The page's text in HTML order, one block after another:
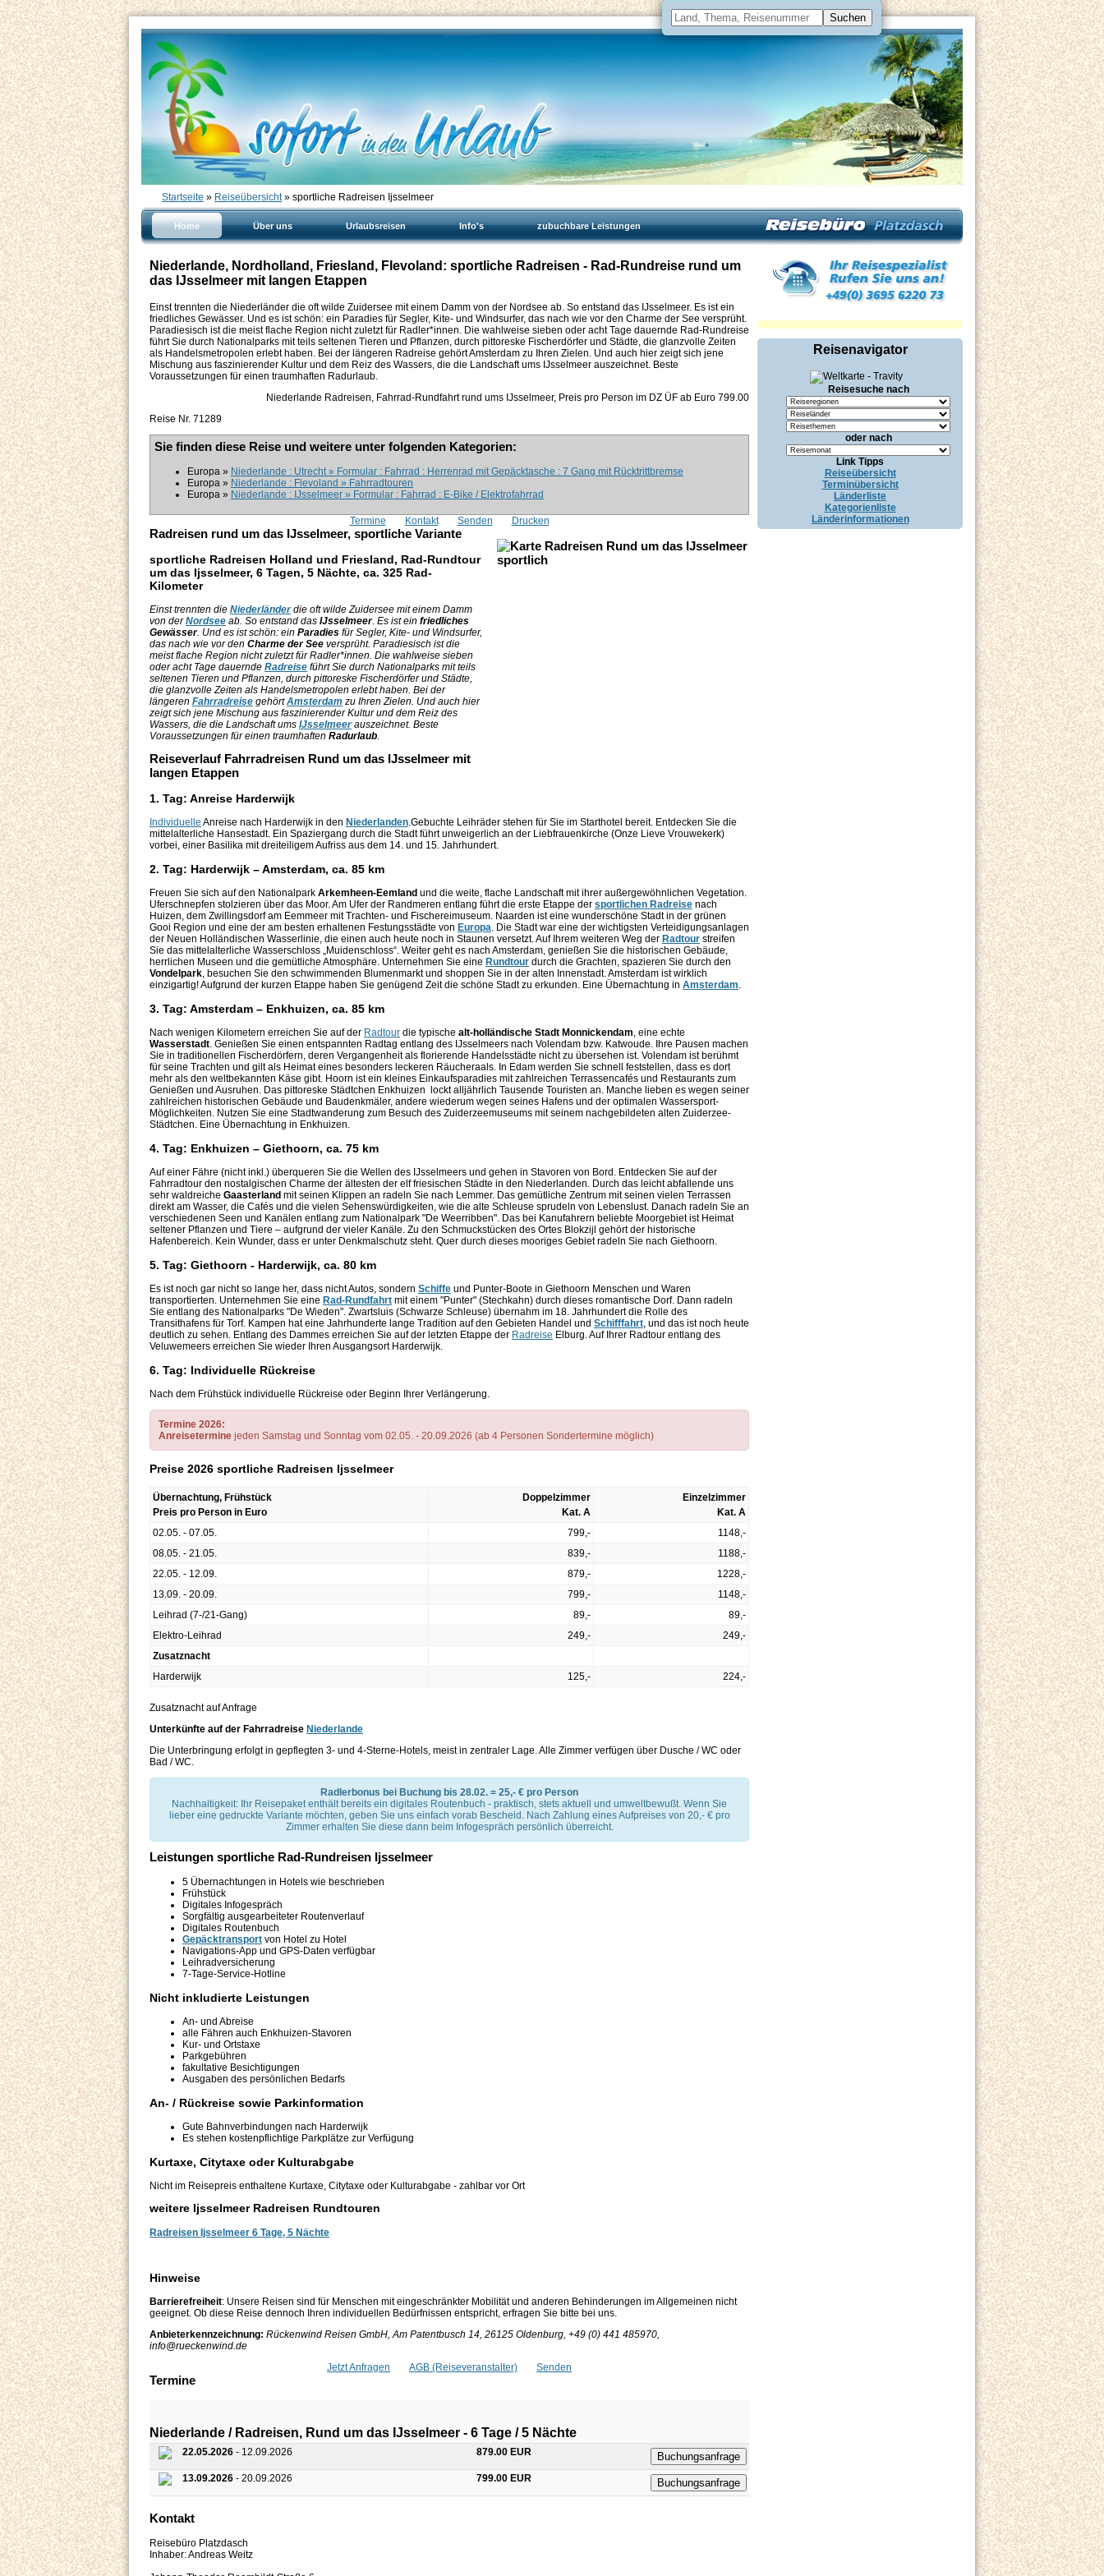
Startseite » Reiseübersicht» sportliche Radreisen Ijsselmeer
Home Über uns Urlaubsreisen Info's zubuchbare Leistungen
Niederlande, Nordholland, Friesland, Flevoland: sportliche Radreisen - Rad-Rundreise rund um
das IJsselmeer mit langen Etappen
Einst trennten die Niederländer die oft wilde Zuidersee mit einem Damm von der Nordsee ab. So entstand das IJsselmeer. Es ist ein
friedliches Gewässer. Und es ist schön: ein Paradies für Segler, Kite- und Windsurfer, das nach wie vor den Charme der See versprüht.
Paradiesisch ist die meist flache Region nicht zuletzt für Radler*innen. Die wahlweise sieben oder acht Tage dauernde Rad-Rundreise
führt Sie durch Nationalparks mit teils seltenen Tieren und Pflanzen, durch pittoreske Fischerdörfer und Städte, die glanzvolle Zeiten
als Handelsmetropolen erlebt haben. Bei der längeren Radreise gehört Amsterdam zu Ihren Zielen. Und auch hier zeigt sich jene
Mischung aus faszinierender Kultur und dem Reiz des Wassers, die die Landschaft ums IJsselmeer auszeichnet. Beste
Voraussetzungen für einen traumhaften Radurlaub.
Niederlande Radreisen, Fahrrad-Rundfahrt rund ums IJsselmeer, Preis pro Person im DZ ÜF ab Euro 799.00
Reise Nr. 71289
Sie finden diese Reise und weitere unter folgenden Kategorien:
Europa » Niederlande : Utrecht » Formular : Fahrrad : Herrenrad mit Gepäcktasche : 7 Gang mit Rücktrittbremse
Europa » Niederlande : Flevoland » Fahrradtouren
Europa » Niederlande : IJsselmeer » Formular : Fahrrad : E-Bike / Elektrofahrrad
Termine Kontakt Senden Drucken
Radreisen rund um das IJsselmeer, sportliche Variante
sportliche Radreisen Holland und Friesland, Rad-Rundtour
um das Ijsselmeer, 6 Tagen, 5 Nächte, ca. 325 Rad-
Kilometer
Einst trennten die Niederländerdie oft wilde Zuidersee mit einem Damm
von derNordsee ab. So entstand das IJsselmeer. Es ist ein friedliches
Gewässer. Und es ist schön: ein Paradies für Segler, Kite- und Windsurfer,
das nach wie vor den Charme der See versprüht. Paradiesisch ist die
meist flache Region nicht zuletzt für Radler*innen. Die wahlweise sieben
oder acht Tage dauernde Radreise führt Sie durch Nationalparks mit teils
seltenen Tieren und Pflanzen, durch pittoreske Fischerdörfer und Städte,
die glanzvolle Zeiten als Handelsmetropolen erlebt haben. Bei der
längeren Fahrradreise gehörtAmsterdam zu Ihren Zielen. Und auch hier
zeigt sich jene Mischung aus faszinierender Kultur und dem Reiz des
Wassers, die die Landschaft ums IJsselmeerauszeichnet. Beste
Voraussetzungen für einen traumhaften Radurlaub.
Reiseverlauf Fahrradreisen Rund um das IJsselmeer mit
langen Etappen
1. Tag: Anreise Harderwijk
Individuelle Anreise nach Harderwijk in den Niederlanden.Gebuchte Leihräder stehen für Sie im Starthotel bereit. Entdecken Sie die
mittelalterliche Hansestadt. Ein Spaziergang durch die Stadt führt unweigerlich an der Liebfrauenkirche (Onze Lieve Vrouwekerk)
vorbei, einer Basilika mit dreiteiligem Aufriss aus dem 14. und 15. Jahrhundert.
2. Tag: Harderwijk – Amsterdam, ca. 85 km
Freuen Sie sich auf den Nationalpark Arkemheen-Eemland und die weite, flache Landschaft mit ihrer außergewöhnlichen Vegetation.
Uferschnepfen stolzieren über das Moor. Am Ufer der Randmeren entlang führt die erste Etappe der sportlichen Radreise nach
Huizen, dem Zwillingsdorf am Eemmeer mit Trachten- und Fischereimuseum. Naarden ist eine wunderschöne Stadt in der grünen
Gooi Region und eine der am besten erhaltenen Festungsstädte von Europa. Die Stadt war eine der wichtigsten Verteidigungsanlagen
der Neuen Holländischen Wasserlinie, die einen auch heute noch in Staunen versetzt. Auf Ihrem weiteren Weg der Radtour streifen
Sie das mittelalterliche Wasserschloss „Muidenschloss“. Weiter geht es nach Amsterdam, genießen Sie die historischen Gebäude,
herrlichen Museen und die gemütliche Atmosphäre. Unternehmen Sie eine Rundtour durch die Grachten, spazieren Sie durch den
Vondelpark, besuchen Sie den schwimmenden Blumenmarkt und shoppen Sie in der alten Innenstadt. Amsterdam ist wirklich
einzigartig! Aufgrund der kurzen Etappe haben Sie genügend Zeit die schöne Stadt zu erkunden. Eine Übernachtung in Amsterdam.
3. Tag: Amsterdam – Enkhuizen, ca. 85 km
Nach wenigen Kilometern erreichen Sie auf der Radtour die typische alt-holländische Stadt Monnickendam, eine echte
Wasserstadt. Genießen Sie einen entspannten Radtag entlang des IJsselmeers nach Volendam bzw. Katwoude. Ihre Pausen machen
Sie in traditionellen Fischerdörfern, deren Vergangenheit als florierende Handelsstädte nicht zu übersehen ist. Volendam ist berühmt
für seine Trachten und gilt als Heimat eines besonders leckeren Räucheraals. In Edam werden Sie schnell feststellen, dass es dort
mehr als den weltbekannten Käse gibt. Hoorn ist ein kleines Einkaufsparadies mit zahlreichen Terrassencafés und Restaurants zum
Genießen und Ausruhen. Das pittoreske Städtchen Enkhuizen lockt alljährlich Tausende Touristen an. Manche lieben es wegen seiner
zahlreichen historischen Gebäude und Baudenkmäler, andere wiederum wegen seines Hafens und der optimalen Wassersport-
Möglichkeiten. Nutzen Sie eine Stadtwanderung zum Besuch des Zuiderzeemuseums mit seinem nachgebildeten alten Zuiderzee-
Städtchen. Eine Übernachtung in Enkhuizen.
4. Tag: Enkhuizen – Giethoorn, ca. 75 km
Auf einer Fähre (nicht inkl.) überqueren Sie die Wellen des IJsselmeers und gehen in Stavoren von Bord. Entdecken Sie auf der
Fahrradtour den nostalgischen Charme der ältesten der elf friesischen Städte in den Niederlanden. Durch das leicht abfallende uns
sehr waldreiche Gaasterland mit seinen Klippen an radeln Sie nach Lemmer. Das gemütliche Zentrum mit seinen vielen Terrassen
direkt am Wasser, die Cafés und die vielen Sehenswürdigkeiten, wie die alte Schleuse sprudeln von Lebenslust. Danach radeln Sie an
verschiedenen Seen und Kanälen entlang zum Nationalpark "De Weerribben". Das bei Kanufahrern beliebte Moorgebiet ist Heimat
seltener Pflanzen und Tiere – aufgrund der vieler Kanäle. Zu den Schmuckstücken des Ortes Blokzijl gehört der historische
Hafenbereich. Kein Wunder, dass er unter Denkmalschutz steht. Quer durch dieses mooriges Gebiet radeln Sie nach Giethoorn.
5. Tag: Giethoorn - Harderwijk, ca. 80 km
Es ist noch gar nicht so lange her, dass nicht Autos, sondern Schiffe und Punter-Boote in Giethoorn Menschen und Waren
transportierten. Unternehmen Sie eine Rad-Rundfahrt mit einem "Punter" (Stechkahn) durch dieses romantische Dorf. Dann radeln
Sie entlang des Nationalparks "De Wieden". Zwartsluis (Schwarze Schleuse) übernahm im 18. Jahrhundert die Rolle des
Transithafens für Torf. Kampen hat eine Jahrhunderte lange Tradition auf den Gebieten Handel und Schifffahrt, und das ist noch heute
deutlich zu sehen. Entlang des Dammes erreichen Sie auf der letzten Etappe der Radreise Elburg. Auf Ihrer Radtour entlang des
Veluwemeers erreichen Sie wieder Ihren Ausgangsort Harderwijk.
6. Tag: Individuelle Rückreise
Nach dem Frühstück individuelle Rückreise oder Beginn Ihrer Verlängerung.
Termine 2026:
Anreisetermine jeden Samstag und Sonntag vom 02.05. - 20.09.2026 (ab 4 Personen Sondertermine möglich)
Preise 2026 sportliche Radreisen Ijsselmeer
Übernachtung, Frühstück
Preis pro Person in Euro
Doppelzimmer
Kat. A
Einzelzimmer
Kat. A
02.05. - 07.05.
799,-
1148,-
08.05. - 21.05.
839,-
1188,-
22.05. - 12.09.
879,-
1228,-
13.09. - 20.09.
799,-
1148,-
Leihrad (7-/21-Gang)
89,-
89,-
Elektro-Leihrad
249,-
249,-
Zusatznacht
Harderwijk
125,- 224,-
Zusatznacht auf Anfrage
Unterkünfte auf der Fahrradreise Niederlande
Die Unterbringung erfolgt in gepflegten 3- und 4-Sterne-Hotels, meist in zentraler Lage. Alle Zimmer verfügen über Dusche / WC oder
Bad / WC.
Radlerbonus bei Buchung bis 28.02. = 25,- € pro Person
Nachhaltigkeit: Ihr Reisepaket enthält bereits ein digitales Routenbuch - praktisch, stets aktuell und umweltbewußt. Wenn Sie
lieber eine gedruckte Variante möchten, geben Sie uns einfach vorab Bescheid. Nach Zahlung eines Aufpreises von 20,- € pro
Zimmer erhalten Sie diese dann beim Infogespräch persönlich überreicht.
Leistungen sportliche Rad-Rundreisen Ijsselmeer
5 Übernachtungen in Hotels wie beschrieben
Frühstück
Digitales Infogespräch
Sorgfältig ausgearbeiteter Routenverlauf
Digitales Routenbuch
Gepäcktransport von Hotel zu Hotel
Navigations-App und GPS-Daten verfügbar
Leihradversicherung
7-Tage-Service-Hotline
Nicht inkludierte Leistungen
An- und Abreise
alle Fähren auch Enkhuizen-Stavoren
Kur- und Ortstaxe
Parkgebühren
fakultative Besichtigungen
Ausgaben des persönlichen Bedarfs
An- / Rückreise sowie Parkinformation
Gute Bahnverbindungen nach Harderwijk
Es stehen kostenpflichtige Parkplätze zur Verfügung
Kurtaxe, Citytaxe oder Kulturabgabe
Nicht im Reisepreis enthaltene Kurtaxe, Citytaxe oder Kulturabgabe - zahlbar vor Ort
weitere Ijsselmeer Radreisen Rundtouren
Radreisen Ijsselmeer 6 Tage, 5 Nächte
Hinweise
Barrierefreiheit: Unsere Reisen sind für Menschen mit eingeschränkter Mobilität und anderen Behinderungen im Allgemeinen nicht
geeignet. Ob diese Reise dennoch Ihren individuellen Bedürfnissen entspricht, erfragen Sie bitte bei uns.
Anbieterkennzeichnung: Rückenwind Reisen GmbH, Am Patentbusch 14, 26125 Oldenburg, +49 (0) 441 485970,
info@rueckenwind.de​
Jetzt Anfragen
AGB (Reiseveranstalter) Senden
Termine
Niederlande / Radreisen, Rund um das IJsselmeer - 6 Tage / 5 Nächte
22.05.2026 - 12.09.2026 879.00 EUR Buchungsanfrage
13.09.2026 - 20.09.2026 799.00 EUR Buchungsanfrage
Kontakt
Reisebüro Platzdasch
Inhaber: Andreas Weitz
Reisenavigator
Reisesuche nach
oder nach
Link Tipps
Reiseübersicht
Terminübersicht
Länderliste
Kategorienliste
Länderinformationen